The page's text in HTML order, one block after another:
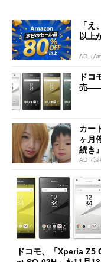
「
以上
AD（
ドコ
売――
カー
ヶ月
続き
AD（渋
ドコモ、「Xperia Z5